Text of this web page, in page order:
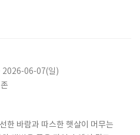
06-07(일)
한 바람과 따스한 햇살이 머무는